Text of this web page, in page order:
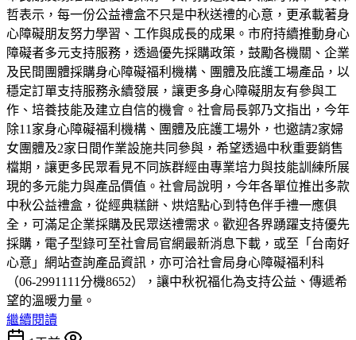
哲表示，每一份公益禮盒不只是中秋送禮的心意，更承載著身
心障礙朋友努力學習、工作與成長的成果。市府持續推動身心
障礙者多元支持服務，透過優先採購政策，鼓勵各機關、企業
及民間團體採購身心障礙福利機構、團體及庇護工場產品，以
穩定訂單支持服務永續發展，讓更多身心障礙朋友有參與工
作、培養技能及建立自信的機會。社會局長郭乃文指出，今年
除11家身心障礙福利機構、團體及庇護工場外，也邀請2家婦
女團體及2家日間作業設施共同參與，希望透過中秋重要銷售
檔期，讓更多民眾看見不同族群經由專業培力與技能訓練所展
現的多元能力與產品價值。社會局說明，今年各單位推出多款
中秋公益禮盒，從經典糕餅、烘焙點心到特色伴手禮一應俱
全，可滿足企業採購及民眾送禮需求。歡迎各界踴躍支持優先
採購，電子型錄可至社會局官網最新消息下載，或至「台南好
心意」網站查詢產品資訊，亦可洽社會局身心障礙福利科
（06-2991111分機8652），讓中秋祝福化為支持公益、傳遞希
望的溫暖力量。
繼續閱讀